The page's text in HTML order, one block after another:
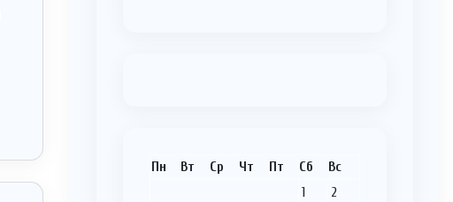
Пн Вт Ср Чт Пт Сб Вс
1
2